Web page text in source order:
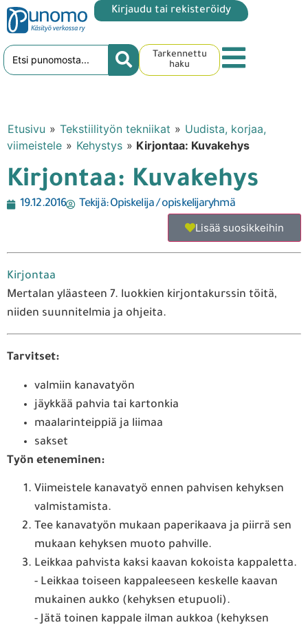
Kirjaudu tai rekisteröidy
Tarkennettu
haku
Etusivu » Tekstiilityön tekniikat » Uudista, korjaa,
viimeistele » Kehystys » Kirjontaa: Kuvakehys
Kirjontaa: Kuvakehys
19.12.2016 Tekijä:Opiskelija / opiskelijaryhmä
Lisää suosikkeihin
Kirjontaa
Mertalan yläasteen 7. luokkien kirjontakurssin töitä,
niiden suunnitelmia ja ohjeita.
Tarvitset:
valmiin kanavatyön
jäykkää pahvia tai kartonkia
maalarinteippiä ja liimaa
sakset
Työn eteneminen:
Viimeistele kanavatyö ennen pahvisen kehyksen
valmistamista.
Tee kanavatyön mukaan paperikaava ja piirrä sen
mukaan kehyksen muoto pahville.
Leikkaa pahvista kaksi kaavan kokoista kappaletta.
- Leikkaa toiseen kappaleeseen keskelle kaavan
mukainen aukko (kehyksen etupuoli).
- Jätä toinen kappale ilman aukkoa (kehyksen